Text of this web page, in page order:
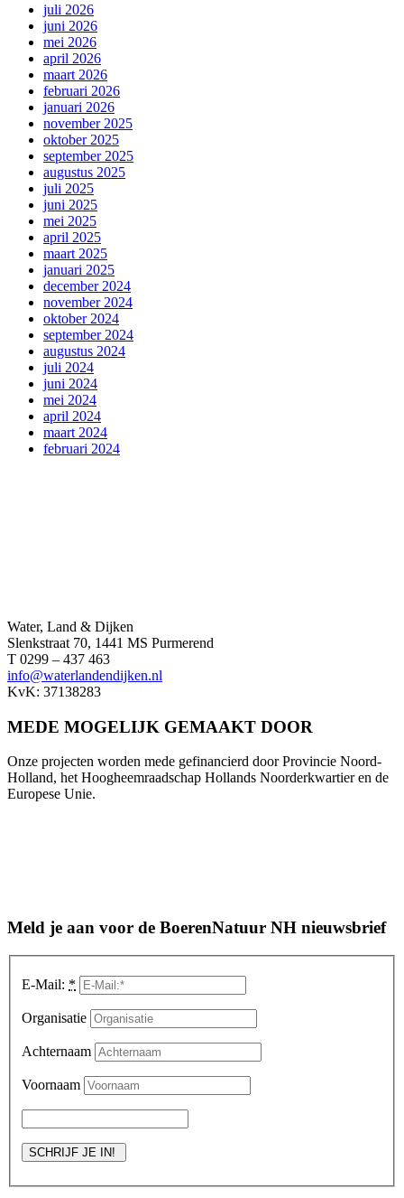
juli 2026
juni 2026
mei 2026
april 2026
maart 2026
februari 2026
januari 2026
november 2025
oktober 2025
september 2025
augustus 2025
juli 2025
juni 2025
mei 2025
april 2025
maart 2025
januari 2025
december 2024
november 2024
oktober 2024
september 2024
augustus 2024
juli 2024
juni 2024
mei 2024
april 2024
maart 2024
februari 2024
Water, Land & Dijken
Slenkstraat 70, 1441 MS Purmerend
T 0299 – 437 463
info@waterlandendijken.nl
KvK: 37138283
MEDE MOGELIJK GEMAAKT DOOR
Onze projecten worden mede gefinancierd door Provincie Noord-
Holland, het Hoogheemraadschap Hollands Noorderkwartier en de
Europese Unie.
Meld je aan voor de BoerenNatuur NH nieuwsbrief
E-Mail: *
Organisatie
Achternaam
Voornaam